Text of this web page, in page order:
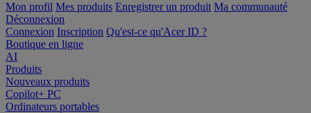
Mon profil Mes produits Enregistrer un produit Ma communauté
Déconnexion
Connexion Inscription Qu'est-ce qu'Acer ID ?
Boutique en ligne
AI
Produits
Nouveaux produits
Copilot+ PC
Ordinateurs portables